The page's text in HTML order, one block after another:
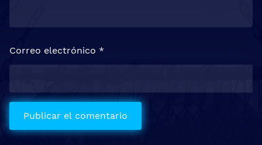
Correo electrónico *